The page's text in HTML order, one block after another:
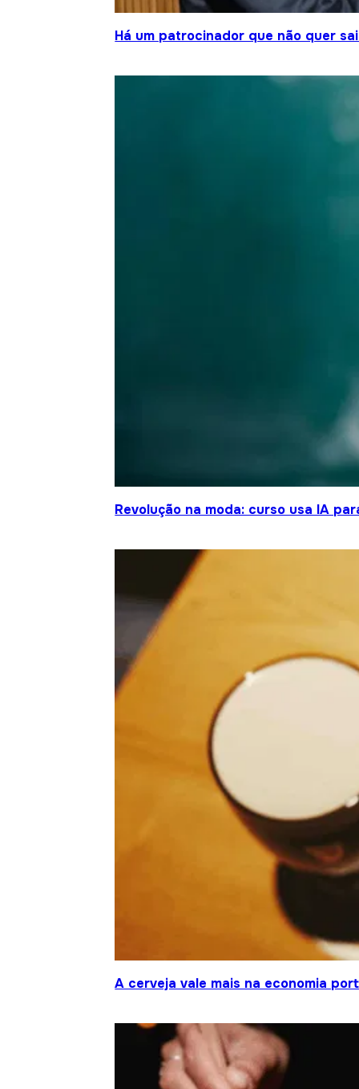
Há um patrocinador que não quer
Revolução na moda: curso usa IA
A cerveja vale mais na economia